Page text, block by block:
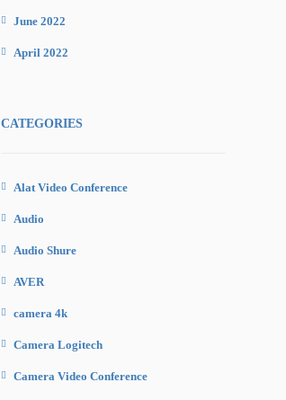
June 2022
April 2022
CATEGORIES
Alat Video Conference
Audio
Audio Shure
AVER
camera 4k
Camera Logitech
Camera Video Conference